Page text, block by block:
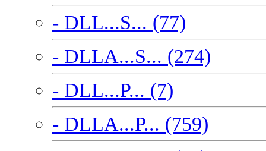
- DLL...S... (77)
- DLLA...S... (274)
- DLL...P... (7)
- DLLA...P... (759)